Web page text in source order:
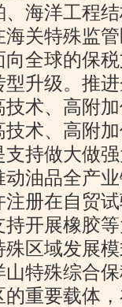
、海洋工程
海关特殊监
向全球的保
型升级。推
技术、高附
技术、高附
支持做大做
动油品全产
注册在自贸
持开展橡胶
殊区域发展
山特殊综合
的重要载体